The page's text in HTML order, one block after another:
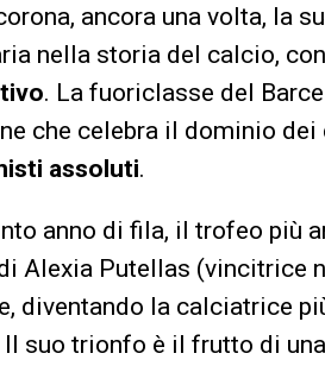
ancora una volta, la
nella storia del calcio,
. La fuoriclasse del
che celebra il dominio
assoluti.
anno di fila, il trofeo più
Alexia Putellas (vincitrice
diventando la calciatrice
Il suo trionfo è il frutto di